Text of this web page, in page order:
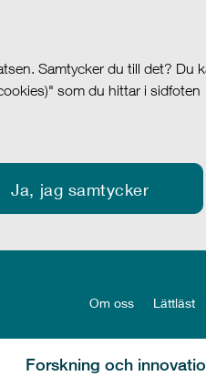
Samtycker du till det? Du
som du hittar i sidfoten
Ja, jag samtycker
Om oss Lättläst
Forskning och